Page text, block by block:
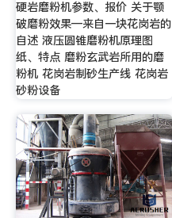
硬岩磨粉机参数、报价 关于颚
破磨粉效果—来自一块花岗岩的
自述 液压圆锥磨粉机原理图
纸、特点 磨粉玄武岩所用的磨
粉机 花岗岩制砂生产线 花岗岩
砂粉设备